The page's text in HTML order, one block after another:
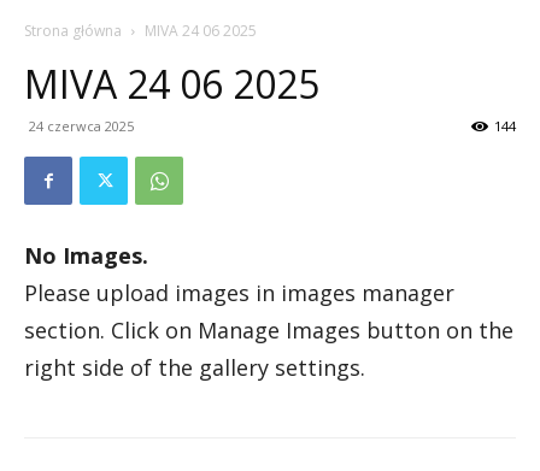
Strona główna MIVA 24 06 2025
MIVA 24 06 2025
24 czerwca 2025 144
No Images.
Please upload images in images manager
section. Click on Manage Images button on the
right side of the gallery settings.